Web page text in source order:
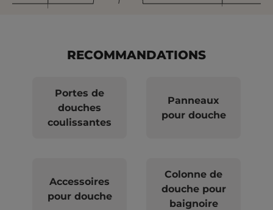
RECOMMANDATIONS
Portes de
douches
coulissantes
Panneaux
pour douche
Accessoires
pour douche
Colonne de
douche pour
baignoire